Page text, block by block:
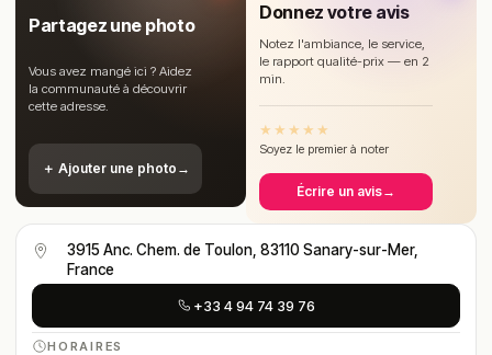
Partagez une photo
Vous avez mangé ici ? Aidez
la communauté à découvrir
cette adresse.
＋ Ajouter une photo →
Donnez votre avis
Notez l'ambiance, le service,
le rapport qualité-prix — en 2
min.
★ ★ ★ ★ ★
Soyez le premier à noter
Écrire un avis→
3915 Anc. Chem. de Toulon, 83110 Sanary-sur-Mer,
France
+33 4 94 74 39 76
HORAIRES